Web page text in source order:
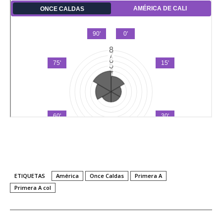
ETIQUETAS América Once Caldas
Primera A
Primera A col